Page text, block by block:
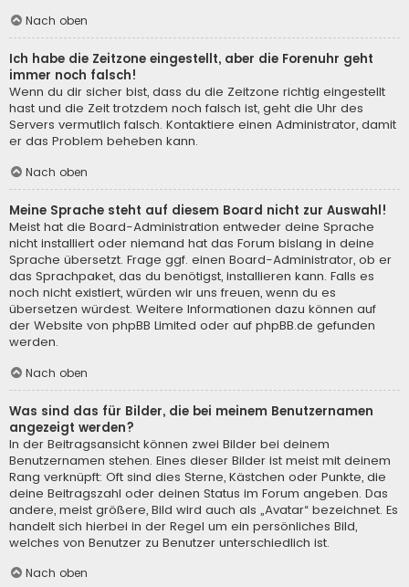
Nach oben
Ich habe die Zeitzone eingestellt, aber die Forenuhr geht
immer noch falsch!
Wenn du dir sicher bist, dass du die Zeitzone richtig eingestellt
hast und die Zeit trotzdem noch falsch ist, geht die Uhr des
Servers vermutlich falsch. Kontaktiere einen Administrator, damit
er das Problem beheben kann.
Nach oben
Meine Sprache steht auf diesem Board nicht zur Auswahl!
Meist hat die Board-Administration entweder deine Sprache
nicht installiert oder niemand hat das Forum bislang in deine
Sprache übersetzt. Frage ggf. einen Board-Administrator, ob er
das Sprachpaket, das du benötigst, installieren kann. Falls es
noch nicht existiert, würden wir uns freuen, wenn du es
übersetzen würdest. Weitere Informationen dazu können auf
der Website von phpBB Limited oder auf phpBB.de gefunden
werden.
Nach oben
Was sind das für Bilder, die bei meinem Benutzernamen
angezeigt werden?
In der Beitragsansicht können zwei Bilder bei deinem
Benutzernamen stehen. Eines dieser Bilder ist meist mit deinem
Rang verknüpft: Oft sind dies Sterne, Kästchen oder Punkte, die
deine Beitragszahl oder deinen Status im Forum angeben. Das
andere, meist größere, Bild wird auch als „Avatar“ bezeichnet. Es
handelt sich hierbei in der Regel um ein persönliches Bild,
welches von Benutzer zu Benutzer unterschiedlich ist.
Nach oben